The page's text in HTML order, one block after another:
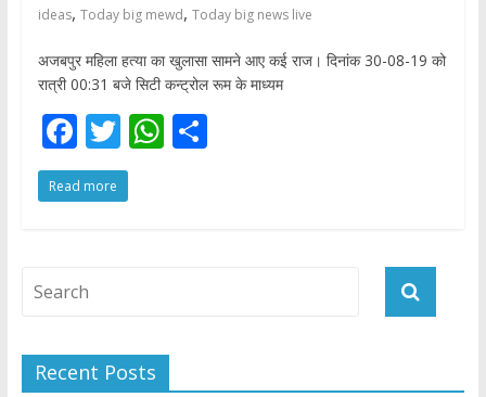
ideas, Today big mewd, Today big news live
अजबपुर महिला हत्या का खुलासा सामने आए कई राज। दिनांक 30-08-19 को
रात्री 00:31 बजे सिटी कन्ट्रोल रूम के माध्यम
F
ac
e
o
T
w
itt
W S
Read more
Recent Posts